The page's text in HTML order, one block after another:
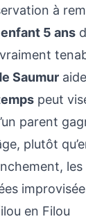
à
5 ans
vraiment
Saumur
peut
parent
plutôt
en Filou